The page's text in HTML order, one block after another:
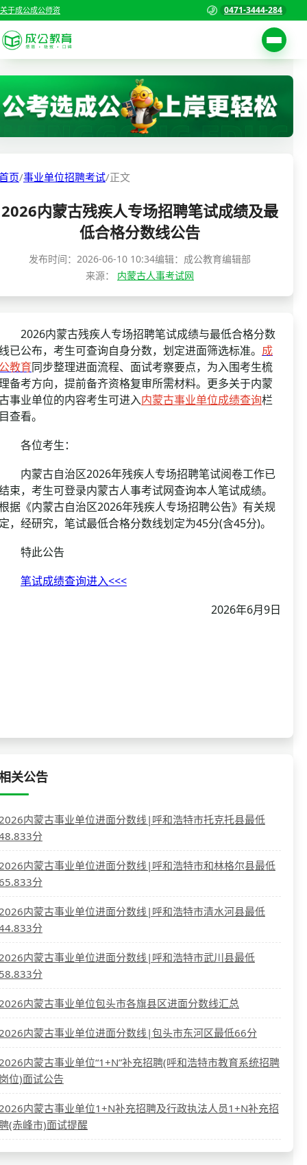
关于成公成公师资 0471-3444-284
考试公告
职位表
准考证打印
成绩查询
面试补录
历年真题
公务员课程
首页
国家公务员考试
三支一扶考试
警察/辅警考试
页/事业单位招聘考试/正文
2026内蒙古残疾人专场招聘笔试成绩及最
低合格分数线公告
发布时间： 2026-06-10 10:34编辑：成公教育编辑部
来源： 内蒙古人事考试网
内蒙古残疾人专场招聘笔试成绩与最低合格分数
已公布，考生可查询自身分数，划定进面筛选标准。 成
教育同步整理进面流程、面试考察要点，为入围考生梳
备考方向，提前备齐资格复审所需材料。更多关于内蒙
事业单位的内容考生可进入内蒙古事业单位成绩查询栏
查看。
位考生：
蒙古自治区2026年残疾人专场招聘笔试阅卷工作已
束，考生可登录内蒙古人事考试网查询本人笔试成绩。
据《内蒙古自治区2026年残疾人专场招聘公告》有关规
，经研究，笔试最低合格分数线划定为45分(含45分)。
此公告
笔试成绩查询进入<<<
2026年6月9日
关公告
内蒙古事业单位进面分数线|呼和浩特市托克托县最低
分
内蒙古事业单位进面分数线|呼和浩特市和林格尔县最低
分
内蒙古事业单位进面分数线|呼和浩特市清水河县最低
分
内蒙古事业单位进面分数线|呼和浩特市武川县最低
分
内蒙古事业单位包头市各旗县区进面分数线汇总
内蒙古事业单位进面分数线|包头市东河区最低66分
内蒙古事业单位“1+N”补充招聘(呼和浩特市教育系统招聘
位)面试公告
内蒙古事业单位1+N补充招聘及行政执法人员1+N补充招
(赤峰市)面试提醒